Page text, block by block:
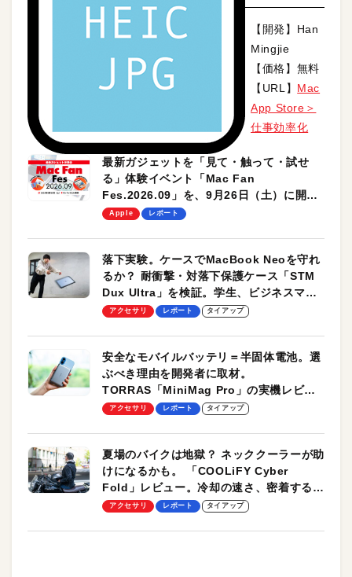
【開発】Han
Mingjie
【価格】無料
【URL】 Mac
App Store＞
仕事効率化
最新ガジェットを「見て・触って・試せ
る」体験イベント「Mac Fan
Fes.2026.09」を、9月26日（土）に開催
します！
Apple レポート
落下実験。ケースでMacBook Neoを守れ
るか？ 耐衝撃・対落下保護ケース「STM
Dux Ultra」を検証。学生、ビジネスマン
のモバイルユースに最適！
アクセサリ レポート タイアップ
安全なモバイルバッテリ＝半固体電池。選
ぶべき理由を開発者に取材。
TORRAS「MiniMag Pro」の実機レビュ
ーも
アクセサリ レポート タイアップ
夏場のバイクは地獄？ ネッククーラーが助
けになるかも。 「COOLiFY Cyber
Fold」レビュー。冷却の速さ、密着する冷
却プレート、シンプルな操作性がグッド！
アクセサリ レポート タイアップ